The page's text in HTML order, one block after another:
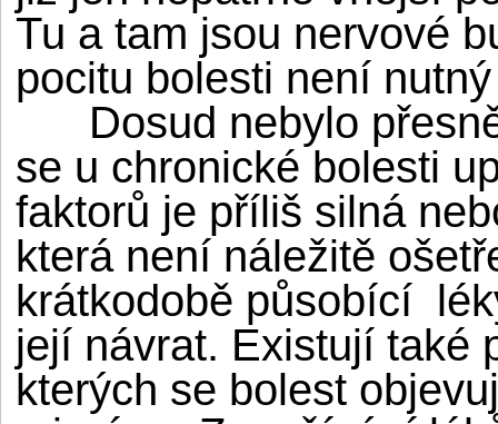
Tu a tam jsou nervové
pocitu bolesti není
Dosud nebylo přesně
se u chronické bolesti
faktorů je příliš silná
která není náležitě
krátkodobě působící
její návrat. Existují také
kterých se bolest